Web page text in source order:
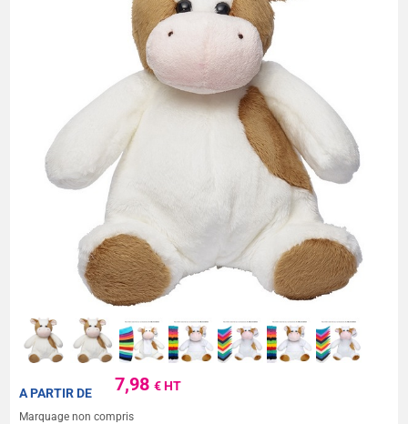
7,98€ HT
A PARTIR DE
Marquage non compris